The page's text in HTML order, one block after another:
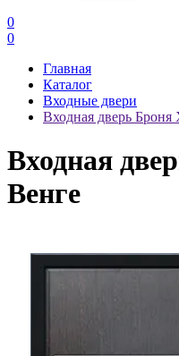
0
0
Главная
Каталог
Входные двери
Входная дверь
Входная
Венге